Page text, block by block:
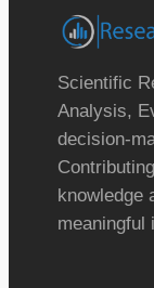
Scientific
Analysis,
decision-
knowledge
meaningful